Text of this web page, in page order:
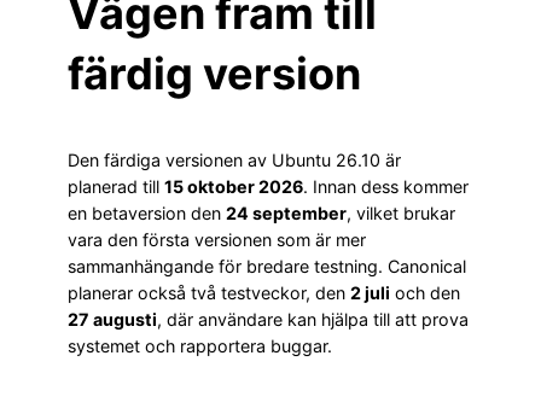
Vägen fram till
färdig version
Den färdiga versionen av Ubuntu 26.10 är
planerad till 15 oktober 2026. Innan dess kommer
en betaversion den 24 september, vilket brukar
vara den första versionen som är mer
sammanhängande för bredare testning. Canonical
planerar också två testveckor, den 2 juli och den
27 augusti, där användare kan hjälpa till att prova
systemet och rapportera buggar.